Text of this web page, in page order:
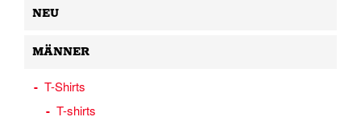
NEU
MÄNNER
T-Shirts
T-shirts